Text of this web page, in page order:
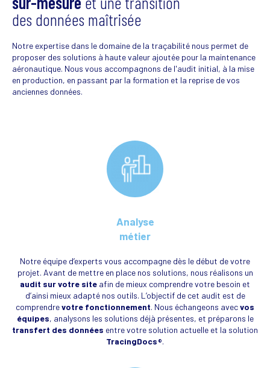
des données maîtrisée
Notre expertise dans le domaine de la traçabilité nous permet de
proposer des solutions à haute valeur ajoutée pour la maintenance
aéronautique. Nous vous accompagnons de l'audit initial, à la mise
en production, en passant par la formation et la reprise de vos
anciennes données.
Analyse
métier
Notre équipe d’experts vous accompagne dès le début de votre
projet. Avant de mettre en place nos solutions, nous réalisons un
audit sur votre site afin de mieux comprendre votre besoin et
d’ainsi mieux adapté nos outils. L’objectif de cet audit est de
comprendrevotre fonctionnement. Nous échangeons avecvos
équipes, analysons les solutions déjà présentes, et préparons le
transfert des données entre votre solution actuelle et la solution
TracingDocs © .